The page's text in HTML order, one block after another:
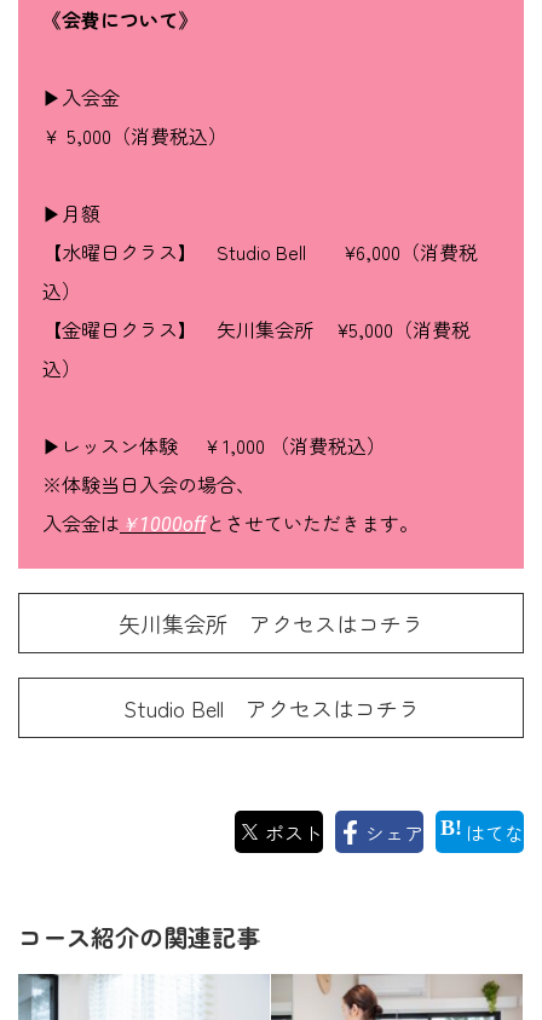
《会費について》
▶入会金
￥ 5,000（消費税込）
▶月額
【水曜日クラス】 Studio Bell ¥6,000（消費税
込）
【金曜日クラス】 矢川集会所 ¥5,000（消費税
込）
▶レッスン体験 ¥ 1,000 （消費税込）
※体験当日入会の場合、
入会金は ￥1000offとさせていただきます。
矢川集会所 アクセスはコチラ
Studio Bell アクセスはコチラ
ポスト シェア はてな
コース紹介の関連記事